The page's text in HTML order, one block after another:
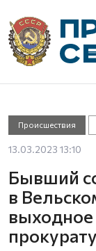
Происшествия
13.03.2023 13:10
Бывший
в